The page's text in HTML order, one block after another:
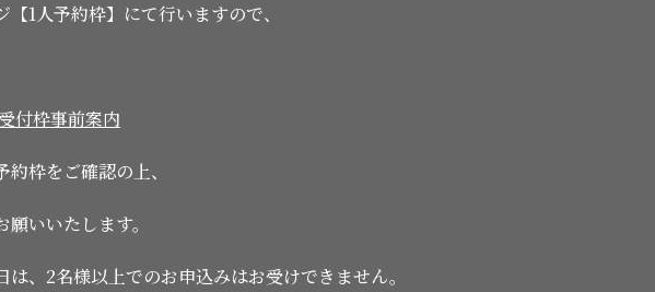
【1人予約枠】にて行いますので、
付枠事前案内
枠をご確認の上、
いいたします。
、2名様以上でのお申込みはお受けできません。